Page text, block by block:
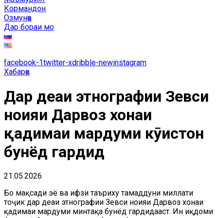
Кормандон
Озмунҳо
Дар бораи мо
facebook-1twitter-xdribble-newinstagram
Хабарҳо
Дар деҳаи этнографии Зевси
ноҳияи Дарвоз хонаи
қадимаи мардуми кӯҳистон
бунёд гардид
21.05.2026
Бо мақсади эҳё ва ҳифзи таъриху тамаддуни миллати
тоҷик дар деҳаи этнографии Зевси ноҳияи Дарвоз хонаи
қадимаи мардуми минтақа бунёд гардидааст. Ин иқдоми